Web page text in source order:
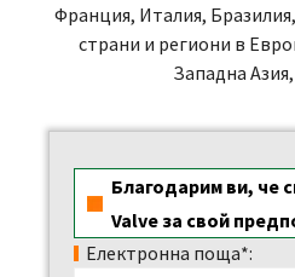
Франция, Италия,
страни и региони в
Западна
Благодарим ви, че
Valve за свой
Електронна поща*: